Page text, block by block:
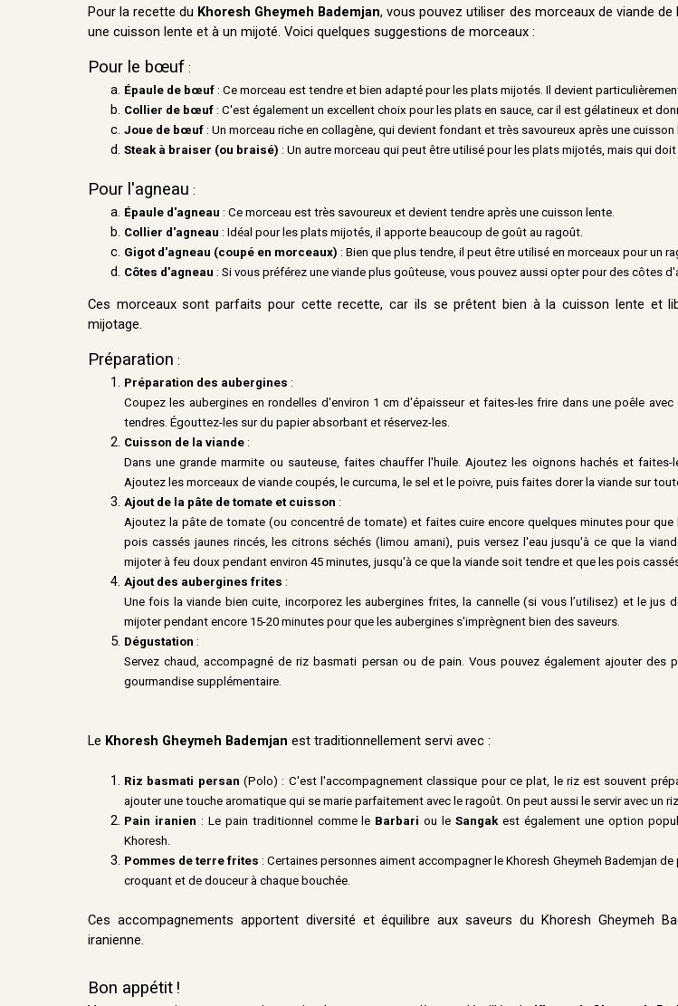
Pour la recette du Khoresh Gheymeh Bademjan, vous pouvez utiliser des morceaux de viande
une cuisson lente et à un mijoté. Voici quelques suggestions de morceaux :
Pour le bœuf :
Épaule de bœuf : Ce morceau est tendre et bien adapté pour les plats mijotés. Il devient
Collier de bœuf : C'est également un excellent choix pour les plats en sauce, car il est gélatineux et
Joue de bœuf : Un morceau riche en collagène, qui devient fondant et très savoureux après une cuisson
Steak à braiser (ou braisé) : Un autre morceau qui peut être utilisé pour les plats mijotés, mais qui
Pour l'agneau :
Épaule d'agneau : Ce morceau est très savoureux et devient tendre après une cuisson lente.
Collier d'agneau : Idéal pour les plats mijotés, il apporte beaucoup de goût au ragoût.
Gigot d'agneau (coupé en morceaux) : Bien que plus tendre, il peut être utilisé en morceaux pour un
Côtes d'agneau : Si vous préférez une viande plus goûteuse, vous pouvez aussi opter pour des côtes
Ces morceaux sont parfaits pour cette recette, car ils se prêtent bien à la cuisson lente et
mijotage.
Préparation :
Préparation des aubergines :
Coupez les aubergines en rondelles d'environ 1 cm d'épaisseur et faites-les frire dans une poêle
tendres. Égouttez-les sur du papier absorbant et réservez-les.
Cuisson de la viande :
Dans une grande marmite ou sauteuse, faites chauffer l'huile. Ajoutez les oignons hachés et faites-
Ajoutez les morceaux de viande coupés, le curcuma, le sel et le poivre, puis faites dorer la viande sur
Ajout de la pâte de tomate et cuisson :
Ajoutez la pâte de tomate (ou concentré de tomate) et faites cuire encore quelques minutes pour
pois cassés jaunes rincés, les citrons séchés (limou amani), puis versez l'eau jusqu'à ce que la
mijoter à feu doux pendant environ 45 minutes, jusqu'à ce que la viande soit tendre et que les pois
Ajout des aubergines frites :
Une fois la viande bien cuite, incorporez les aubergines frites, la cannelle (si vous l’utilisez) et le jus
mijoter pendant encore 15-20 minutes pour que les aubergines s'imprègnent bien des saveurs.
Dégustation :
Servez chaud, accompagné de riz basmati persan ou de pain. Vous pouvez également ajouter des
gourmandise supplémentaire.
Le Khoresh Gheymeh Bademjan est traditionnellement servi avec :
Riz basmati persan (Polo) : C'est l'accompagnement classique pour ce plat, le riz est souvent
ajouter une touche aromatique qui se marie parfaitement avec le ragoût. On peut aussi le servir avec un
Pain iranien : Le pain traditionnel comme le Barbari ou leSangak est également une option
Khoresh.
Pommes de terre frites : Certaines personnes aiment accompagner le Khoresh Gheymeh Bademjan
croquant et de douceur à chaque bouchée.
Ces accompagnements apportent diversité et équilibre aux saveurs du Khoresh Gheymeh
iranienne.
Bon appétit !